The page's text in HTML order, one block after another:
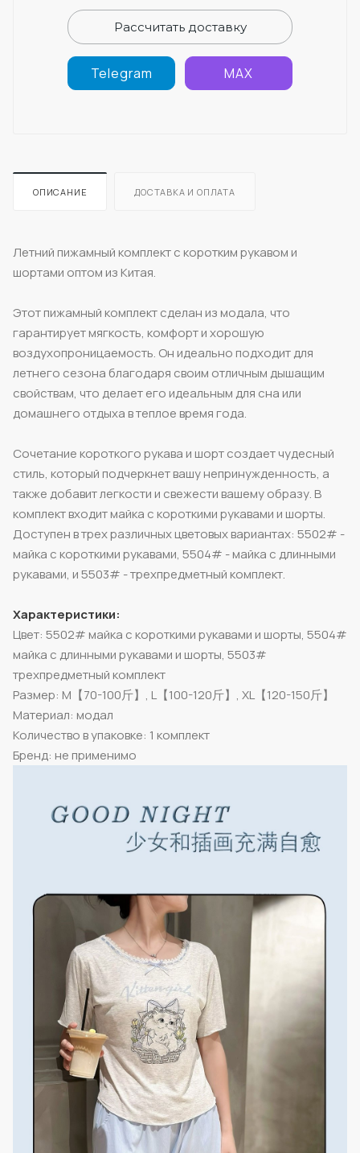
Рассчитать доставку
Telegram MAX
ОПИСАНИЕ ДОСТАВКА И ОПЛАТА
Летний пижамный комплект с коротким рукавом и
шортами оптом из Китая.
Этот пижамный комплект сделан из модала, что
гарантирует мягкость, комфорт и хорошую
воздухопроницаемость. Он идеально подходит для
летнего сезона благодаря своим отличным дышащим
свойствам, что делает его идеальным для сна или
домашнего отдыха в теплое время года.
Сочетание короткого рукава и шорт создает чудесный
стиль, который подчеркнет вашу непринужденность, а
также добавит легкости и свежести вашему образу. В
комплект входит майка с короткими рукавами и шорты.
Доступен в трех различных цветовых вариантах: 5502# -
майка с короткими рукавами, 5504# - майка с длинными
рукавами, и 5503# - трехпредметный комплект.
Характеристики:
Цвет: 5502# майка с короткими рукавами и шорты, 5504#
майка с длинными рукавами и шорты, 5503#
трехпредметный комплект
Размер: M【70-100斤】, L【100-120斤】, XL【120-150斤】
Материал: модал
Количество в упаковке: 1 комплект
Бренд: не применимо